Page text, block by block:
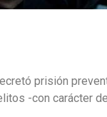
prisión
-con carácter